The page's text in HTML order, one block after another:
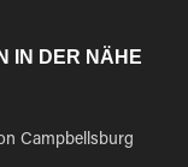
IN DER NÄHE
Campbellsburg